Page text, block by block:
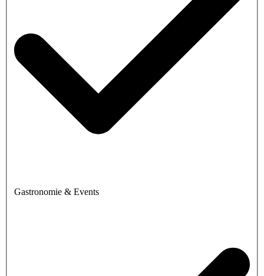
Gastronomie & Events